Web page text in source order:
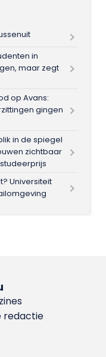
in
maar zegt
op Avans:
gingen
in de spiegel
zichtbaar
Universiteit
redactie